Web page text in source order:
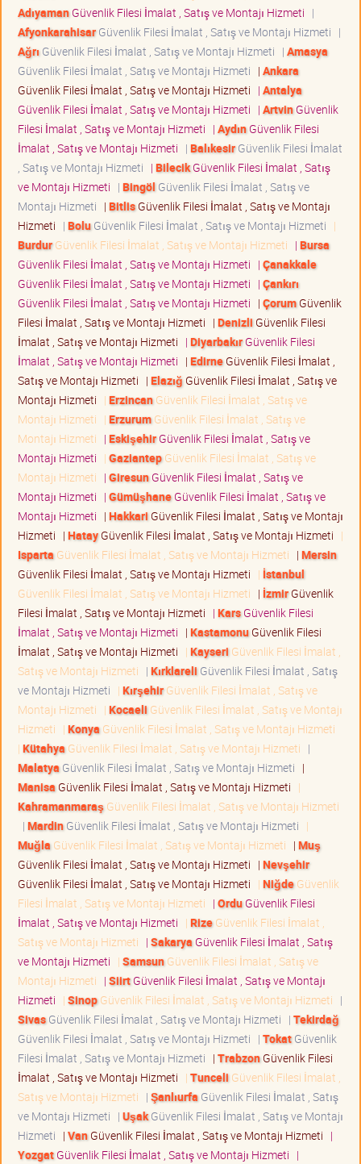
AdıyamanGüvenlik Filesi İmalat , Satış ve Montajı Hizmeti |
AfyonkarahisarGüvenlik Filesi İmalat , Satış ve Montajı Hizmeti |
Ağrı Güvenlik Filesi İmalat , Satış ve Montajı Hizmeti | Amasya
Güvenlik Filesi İmalat , Satış ve Montajı Hizmeti | Ankara
Güvenlik Filesi İmalat , Satış ve Montajı Hizmeti | Antalya
Güvenlik Filesi İmalat , Satış ve Montajı Hizmeti | ArtvinGüvenlik
Filesi İmalat , Satış ve Montajı Hizmeti | AydınGüvenlik Filesi
İmalat , Satış ve Montajı Hizmeti | BalıkesirGüvenlik Filesi İmalat
, Satış ve Montajı Hizmeti | BilecikGüvenlik Filesi İmalat , Satış
ve Montajı Hizmeti | Bingöl Güvenlik Filesi İmalat , Satış ve
Montajı Hizmeti | BitlisGüvenlik Filesi İmalat , Satış ve Montajı
Hizmeti | BoluGüvenlik Filesi İmalat , Satış ve Montajı Hizmeti |
BurdurGüvenlik Filesi İmalat , Satış ve Montajı Hizmeti | Bursa
Güvenlik Filesi İmalat , Satış ve Montajı Hizmeti | Çanakkale
Güvenlik Filesi İmalat , Satış ve Montajı Hizmeti | Çankırı
Güvenlik Filesi İmalat , Satış ve Montajı Hizmeti | ÇorumGüvenlik
Filesi İmalat , Satış ve Montajı Hizmeti | Denizli Güvenlik Filesi
İmalat , Satış ve Montajı Hizmeti | DiyarbakırGüvenlik Filesi
İmalat , Satış ve Montajı Hizmeti | EdirneGüvenlik Filesi İmalat ,
Satış ve Montajı Hizmeti | Elazığ Güvenlik Filesi İmalat , Satış ve
Montajı Hizmeti | ErzincanGüvenlik Filesi İmalat , Satış ve
Montajı Hizmeti | ErzurumGüvenlik Filesi İmalat , Satış ve
Montajı Hizmeti | EskişehirGüvenlik Filesi İmalat , Satış ve
Montajı Hizmeti | GaziantepGüvenlik Filesi İmalat , Satış ve
Montajı Hizmeti | GiresunGüvenlik Filesi İmalat , Satış ve
Montajı Hizmeti | GümüşhaneGüvenlik Filesi İmalat , Satış ve
Montajı Hizmeti | Hakkari Güvenlik Filesi İmalat , Satış ve Montajı
Hizmeti | HatayGüvenlik Filesi İmalat , Satış ve Montajı Hizmeti |
Isparta Güvenlik Filesi İmalat , Satış ve Montajı Hizmeti | Mersin
Güvenlik Filesi İmalat , Satış ve Montajı Hizmeti | İstanbul
Güvenlik Filesi İmalat , Satış ve Montajı Hizmeti | İzmirGüvenlik
Filesi İmalat , Satış ve Montajı Hizmeti | KarsGüvenlik Filesi
İmalat , Satış ve Montajı Hizmeti | KastamonuGüvenlik Filesi
İmalat , Satış ve Montajı Hizmeti | Kayseri Güvenlik Filesi İmalat ,
Satış ve Montajı Hizmeti | Kırklareli Güvenlik Filesi İmalat , Satış
ve Montajı Hizmeti | KırşehirGüvenlik Filesi İmalat , Satış ve
Montajı Hizmeti | Kocaeli Güvenlik Filesi İmalat , Satış ve Montajı
Hizmeti | Konya Güvenlik Filesi İmalat , Satış ve Montajı Hizmeti
| Kütahya Güvenlik Filesi İmalat , Satış ve Montajı Hizmeti |
Malatya Güvenlik Filesi İmalat , Satış ve Montajı Hizmeti |
Manisa Güvenlik Filesi İmalat , Satış ve Montajı Hizmeti |
Kahramanmaraş Güvenlik Filesi İmalat , Satış ve Montajı Hizmeti
| MardinGüvenlik Filesi İmalat , Satış ve Montajı Hizmeti |
Muğla Güvenlik Filesi İmalat , Satış ve Montajı Hizmeti | Muş
Güvenlik Filesi İmalat , Satış ve Montajı Hizmeti | Nevşehir
Güvenlik Filesi İmalat , Satış ve Montajı Hizmeti | NiğdeGüvenlik
Filesi İmalat , Satış ve Montajı Hizmeti | OrduGüvenlik Filesi
İmalat , Satış ve Montajı Hizmeti | RizeGüvenlik Filesi İmalat ,
Satış ve Montajı Hizmeti | Sakarya Güvenlik Filesi İmalat , Satış
ve Montajı Hizmeti | SamsunGüvenlik Filesi İmalat , Satış ve
Montajı Hizmeti | SiirtGüvenlik Filesi İmalat , Satış ve Montajı
Hizmeti | SinopGüvenlik Filesi İmalat , Satış ve Montajı Hizmeti |
SivasGüvenlik Filesi İmalat , Satış ve Montajı Hizmeti | Tekirdağ
Güvenlik Filesi İmalat , Satış ve Montajı Hizmeti | TokatGüvenlik
Filesi İmalat , Satış ve Montajı Hizmeti | TrabzonGüvenlik Filesi
İmalat , Satış ve Montajı Hizmeti | Tunceli Güvenlik Filesi İmalat ,
Satış ve Montajı Hizmeti | Şanlıurfa Güvenlik Filesi İmalat , Satış
ve Montajı Hizmeti | UşakGüvenlik Filesi İmalat , Satış ve Montajı
Hizmeti | VanGüvenlik Filesi İmalat , Satış ve Montajı Hizmeti |
YozgatGüvenlik Filesi İmalat , Satış ve Montajı Hizmeti |